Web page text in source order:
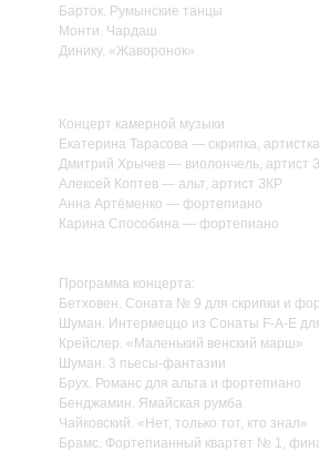
Барток. Румынские танцы
Монти. Чардаш
Динику. «Жаворонок»
Концерт камерной музыки
Екатерина Тарасова — скрипка,
Дмитрий Хрычев — виолончель, артист
Алексей Коптев — альт, артист ЗКР
Анна Артёменко — фортепиано
Карина Способина — фортепиано
Программа концерта:
Бетховен. Соната № 9 для скрипки и
Шуман. Интермеццо из Сонаты F-A-E
Крейслер. «Маленький венский марш»
Шуман. 3 пьесы-фантазии
Брух. Романс для альта и фортепиано
Бенджамин. Ямайская румба
Чайковский. «Нет, только тот, кто знал»
Брамс. Фортепианный квартет № 1,